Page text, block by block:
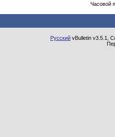
Часовой
Русский vBulletin v3.5.1,